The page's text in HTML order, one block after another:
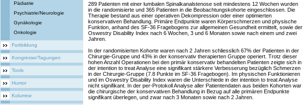
Pädiatrie
Psychiatrie/Neurologie
Gynäkologie
Onkologie
Fortbildung
Kongresse/Tagungen
Tools
Humor
Kolumne
289 Patienten mit einer lumbalen Spinalkanalstenose seit mindestens 12 Wochen wurden
in die randomisierte und 365 Patienten in die Beobachtungskohorte eingeschlossen. Die
Therapie bestand aus einer operativen Dekompression oder einer optimierten
konservativen Behandlung. Primäre Endpunkte waren Körperschmerzen und physische
Funktion, anhand des SF-36 Fragebogens zur allgemeinen Gesundheit ermittelt, sowie der
Oswestry Disability Index nach 6 Wochen, 3 und 6 Monaten sowie nach einem und zwei
Jahren.
In der randomisierten Kohorte waren nach 2 Jahren schliesslich 67% der Patienten in der
Chirurgie-Gruppe und 43% in der konservativ therapierten Gruppe operiert. Trotz dieser
hohen Anzahl Operationen bei den primär konservativ behandelten Patienten zeigte sich in
der intention to treat Analyse eine signifikant stärkere Verbesserung bezüglich Schmerzen
in der Chirurgie-Gruppe (7.8 Punkte im SF-36 Fragebogen). Im physischen Funktionieren
und im Oswestry Disability Index waren die Unterschiede in der intention to treat Analyse
nicht signifikant. In der per-Protokoll Analyse aller Patientendaten aus beiden Kohorten war
die chirurgische der konservativen Behandlung in Bezug auf alle primären Endpunkte
signifikant überlegen, und zwar nach 3 Monaten sowie nach 2 Jahren.